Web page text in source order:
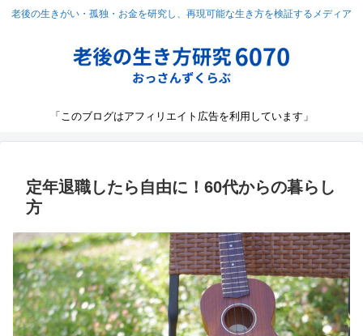
老後の生きがい・孤独・お金を研究し、再現可能な生き方を検証するメディア
「このブログはアフィリエイト広告を利用しています」
定年退職したら自由に！60代からの暮らし
方